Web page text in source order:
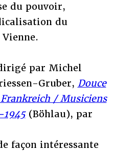
du pouvoir,
du
par Michel
Gruber, Douce
/ Musiciens
1945(Böhlau), par
façon intéressante